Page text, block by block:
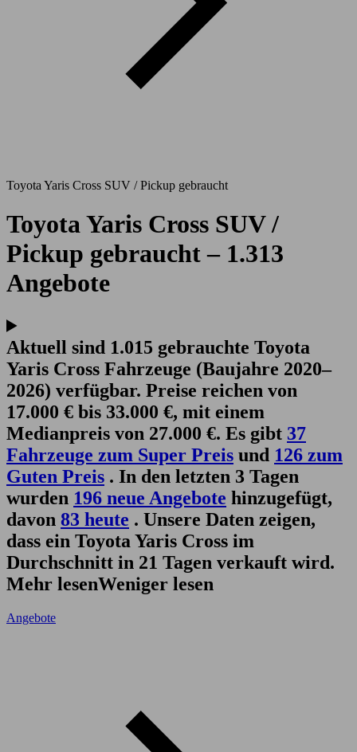
Toyota Yaris Cross SUV / Pickup gebraucht
Toyota Yaris Cross SUV /
Pickup gebraucht – 1.313
Angebote
Aktuell sind 1.015 gebrauchte Toyota
Yaris Cross Fahrzeuge (Baujahre 2020–
2026) verfügbar. Preise reichen von
17.000 € bis 33.000 €, mit einem
Medianpreis von 27.000 €. Es gibt 37
Fahrzeuge zum Super Preis und 126 zum
Guten Preis . In den letzten 3 Tagen
wurden 196 neue Angebote hinzugefügt,
davon 83 heute . Unsere Daten zeigen,
dass ein Toyota Yaris Cross im
Durchschnitt in 21 Tagen verkauft wird.
Mehr lesenWeniger lesen
Angebote